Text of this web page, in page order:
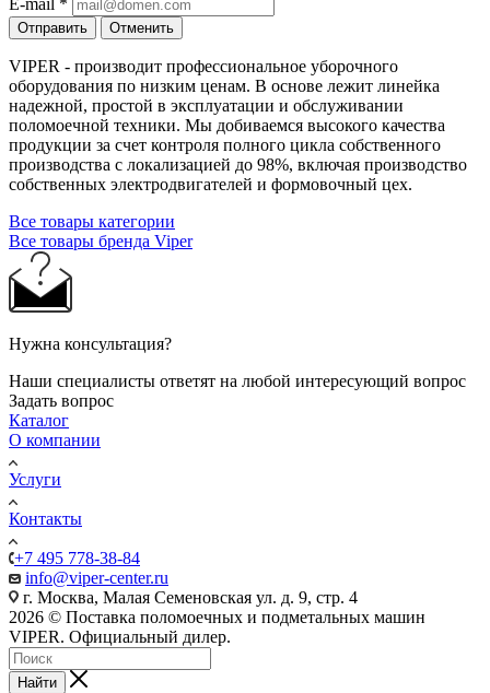
E-mail *
Отправить Отменить
VIPER - производит профессиональное уборочного
оборудования по низким ценам. В основе лежит линейка
надежной, простой в эксплуатации и обслуживании
поломоечной техники. Мы добиваемся высокого качества
продукции за счет контроля полного цикла собственного
производства с локализацией до 98%, включая производство
собственных электродвигателей и формовочный цех.
Все товары категории
Все товары бренда Viper
Нужна консультация?
Наши специалисты ответят на любой интересующий вопрос
Задать вопрос
Каталог
О компании
Услуги
Контакты
+7 495 778-38-84
info@viper-center.ru
г. Москва, Малая Семеновская ул. д. 9, стр. 4
2026 © Поставка поломоечных и подметальных машин
VIPER. Официальный дилер.
Найти